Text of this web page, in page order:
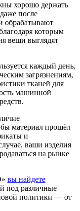
хорошо держать
после
обрабатывают
которым
вещи выглядят
каждый день,
загрязнениям,
тканей для
машинной
материал прошёл
и
ваши изделия
на рынке
вы найдете
под различные
политики — от